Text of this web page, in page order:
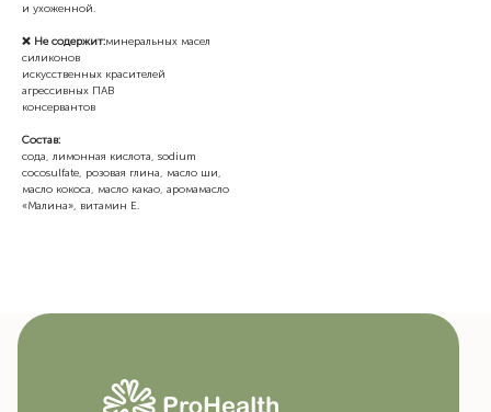
и ухоженной.
❌ Не содержит:минеральных масел
силиконов
искусственных красителей
агрессивных ПАВ
консервантов
Состав:
сода, лимонная кислота, sodium
cocosulfate, розовая глина, масло ши,
масло кокоса, масло какао, аромамасло
«Малина», витамин Е.